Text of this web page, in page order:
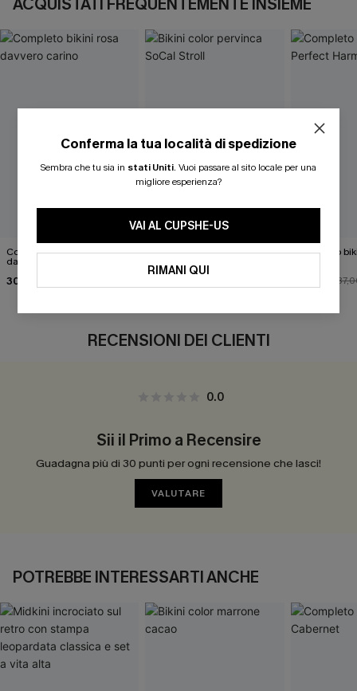
Completo bikini rosa
davvero carino
30,00 €
Bikini color pervinca SoCal Completo
RECENSIONI DEI CLIENTI
0.0
Sii il Primo a Recensire
Guadagna più di 30 punti per ogni recensione che lasci!
VALUTARE
POTREBBE INTERESSARTI ANCHE
Conferma la tua località di spedizione
Sembra che tu sia in stati Uniti. Vuoi passare al sito locale per una
migliore esperienza?
VAI AL CUPSHE-US
RIMANI QUI